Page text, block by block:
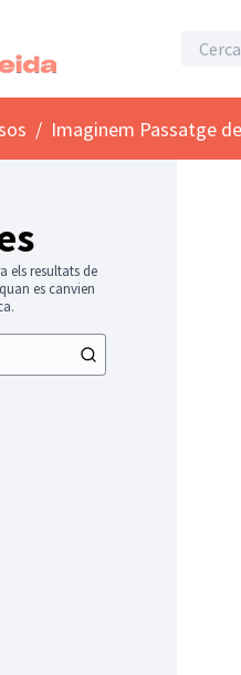
/ Imaginem Passatge
els resultats de
es canvien